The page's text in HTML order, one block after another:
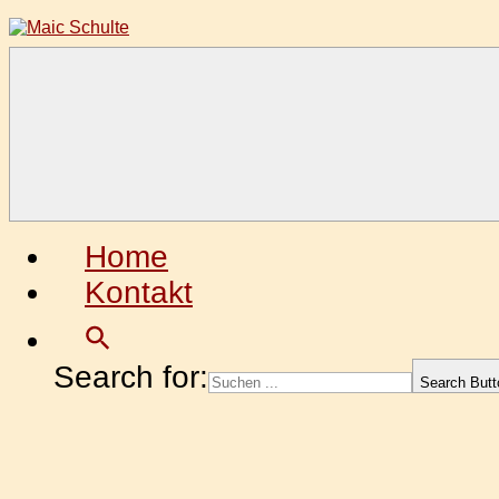
Zum
Inhalt
Home
Kontakt
Search for: Search